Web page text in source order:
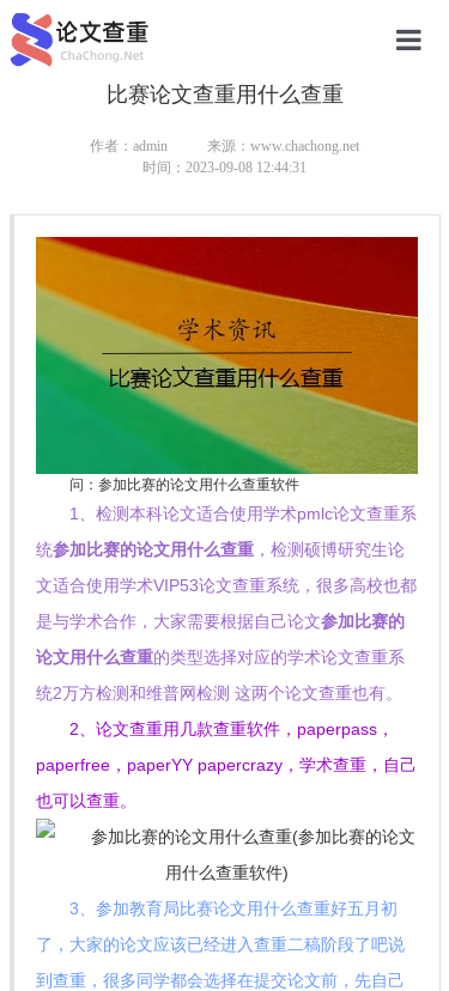
研究生论
博士论文
比赛论文查重用什么查重
作者：admin
来源：www.chachong.net
时间：2023-09-08 12:44:31
问：参加比赛的论文用什么查重软件
1、检测本科论文适合使用学术pmlc论文查重系
统参加比赛的论文用什么查重，检测硕博研究生论
文适合使用学术VIP53论文查重系统，很多高校也都
是与学术合作，大家需要根据自己论文参加比赛的
论文用什么查重的类型选择对应的学术论文查重系
统2万方检测和维普网检测 这两个论文查重也有。
2、论文查重用几款查重软件，paperpass，
paperfree，paperYY papercrazy，学术查重，自己
也可以查重。
3、参加教育局比赛论文用什么查重好五月初
了，大家的论文应该已经进入查重二稿阶段了吧说
到查重，很多同学都会选择在提交论文前，先自己